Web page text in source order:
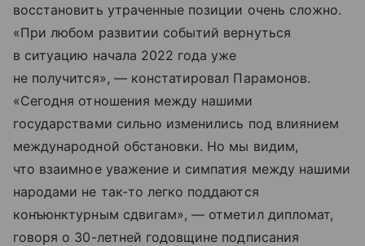
восстановить утраченные позиции очень сложно.
«При любом развитии событий вернуться
в ситуацию начала 2022 года уже
не получится», — констатировал Парамонов.
«Сегодня отношения между нашими
государствами сильно изменились под влиянием
международной обстановки. Но мы видим,
что взаимное уважение и симпатия между нашими
народами не так-то легко поддаются
конъюнктурным сдвигам», — отметил дипломат,
говоря о 30-летней годовщине подписания